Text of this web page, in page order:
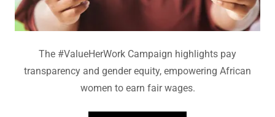
The #ValueHerWork Campaign highlights pay
transparency and gender equity, empowering African
women to earn fair wages.